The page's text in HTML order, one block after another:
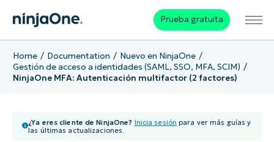
Prueba gratuita
Home Documentation
Nuevo en NinjaOne
Gestión de acceso a identidades (SAML, SSO, MFA, SCIM)
NinjaOne MFA: Autenticación multifactor (2 factores)
¿Ya eres cliente de NinjaOne? Inicia sesión para ver más guías y
las últimas actualizaciones.